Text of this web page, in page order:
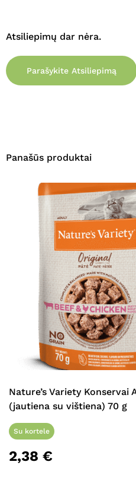
Atsiliepimų dar nėra.
Parašykite Atsiliepimą
Panašūs produktai
Nature’s Variety Konservai
(jautiena su vištiena) 70 g
Su kortele
2,38 €